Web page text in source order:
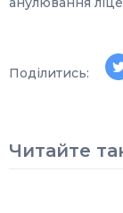
Поділитись:
Читайте